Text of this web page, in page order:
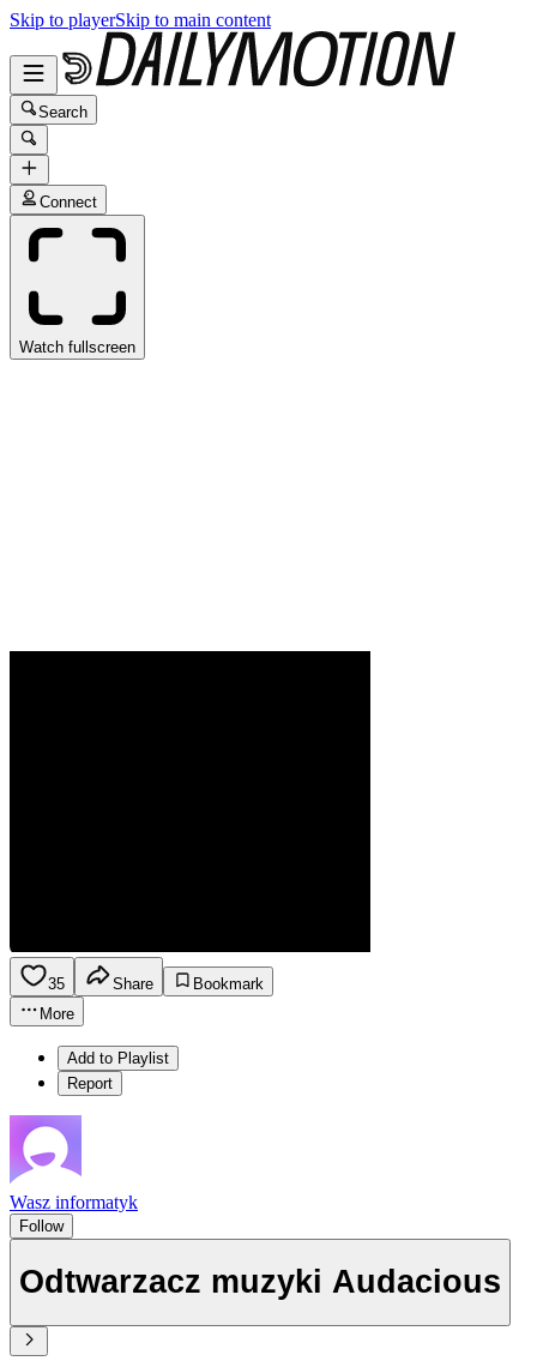
Skip to playerSkip to main content
Search
Connect
Watch fullscreen
35 Share
Bookmark
More
Add to Playlist
Report
Wasz informatyk
Follow
Odtwarzacz muzyki Audacious